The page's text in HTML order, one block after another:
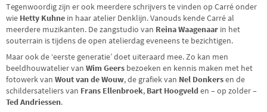
Tegenwoordig zijn er ook meerdere schrijvers te vinden op Carré onder
wie Hetty Kuhne in haar atelier Denklijn. Vanouds kende Carré al
meerdere muzikanten. De zangstudio van Reina Waagenaar in het
souterrain is tijdens de open atelierdag eveneens te bezichtigen.
Maar ook de ‘eerste generatie’ doet uiteraard mee. Zo kan men
beeldhouwatelier van Wim Geers bezoeken en kennis maken met het
fotowerk van Wout van de Wouw, de grafiek van Nel Donkersen de
schildersateliers van Frans Ellenbroek, Bart Hoogveld en – op zolder –
Ted Andriessen.